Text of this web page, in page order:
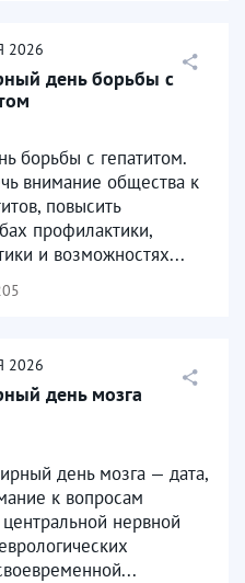
2026
день борьбы с
борьбы с гепатитом.
внимание общества к
повысить
профилактики,
и возможностях...
2026
день мозга
день мозга — дата,
к вопросам
нервной